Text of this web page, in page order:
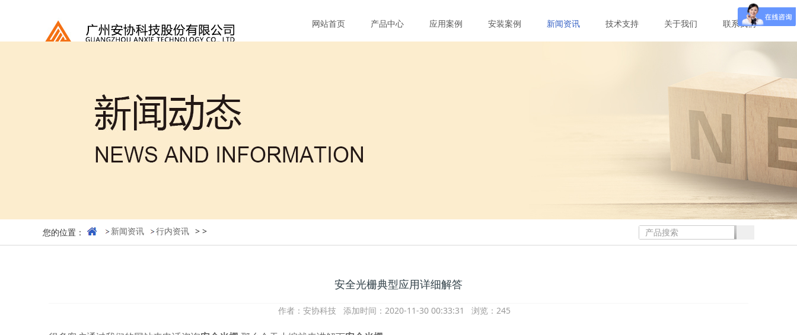
网站首页 产品中心 应用案例 安装案例 新闻资讯 技术支持 关于我们 联系我们
您的位置： 新闻资讯 >
行内资讯 >
安全光栅典型应用详细解答
作者： 安协科技添加时间：2020-11-30 00:33:31 浏览： 245